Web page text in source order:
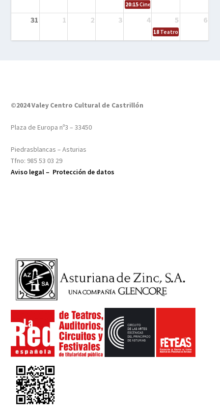
20:15Cine en el calle – Tintín y el
31 1 2 3 4 5 6
18 Teatro – Tres
©2024 Valey Centro Cultural de Castrillón
Plaza de Europa nº3 – 33450
Piedrasblancas – Asturias
Tfno: 985 53 03 29
Aviso legal – Protección de datos